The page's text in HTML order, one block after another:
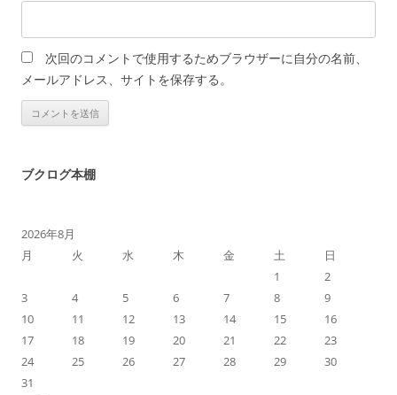
次回のコメントで使用するためブラウザーに自分の名前、
メールアドレス、サイトを保存する。
ブクログ本棚
2026年8月
月
火 水 木 金 土
日
1
2
3
4 5 6 7 8
9
10
11 12 13 14 15
16
17
18 19 20 21 22
23
24
25 26 27 28 29
30
31